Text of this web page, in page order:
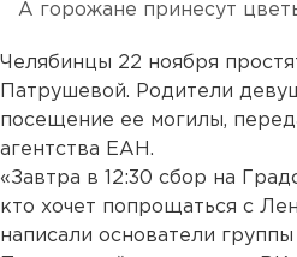
А горожане принесут
Челябинцы 22 ноября
Патрушевой. Родители
посещение ее могилы,
агентства ЕАН.
«Завтра в 12:30 сбор на
кто хочет попрощаться с
написали основатели